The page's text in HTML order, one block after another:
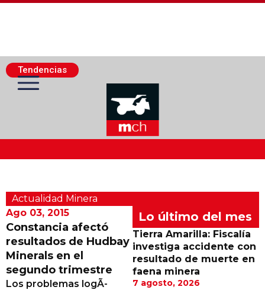
Tendencias
Actualidad Minera
Minería Superficie
Minerí­a Subterránea
Proveedores
Actualidad Minera
Ago 03, 2015
Constancia afectó
resultados de Hudbay
Minerals en el
segundo trimestre
Los problemas logÃ­
Lo último del mes
Tierra Amarilla: Fiscalía
investiga accidente con
resultado de muerte en
faena minera
7 agosto, 2026